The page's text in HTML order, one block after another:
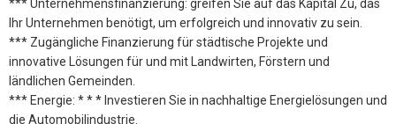
*** Unternehmensfinanzierung: greifen Sie auf das Kapital Zu, das
Ihr Unternehmen benötigt, um erfolgreich und innovativ zu sein.
*** Zugängliche Finanzierung für städtische Projekte und
innovative Lösungen für und mit Landwirten, Förstern und
ländlichen Gemeinden.
*** Energie: * * * Investieren Sie in nachhaltige Energielösungen und
die Automobilindustrie.